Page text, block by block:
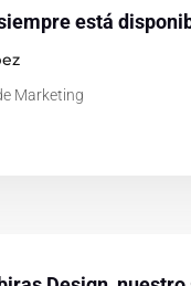
está
Marketing